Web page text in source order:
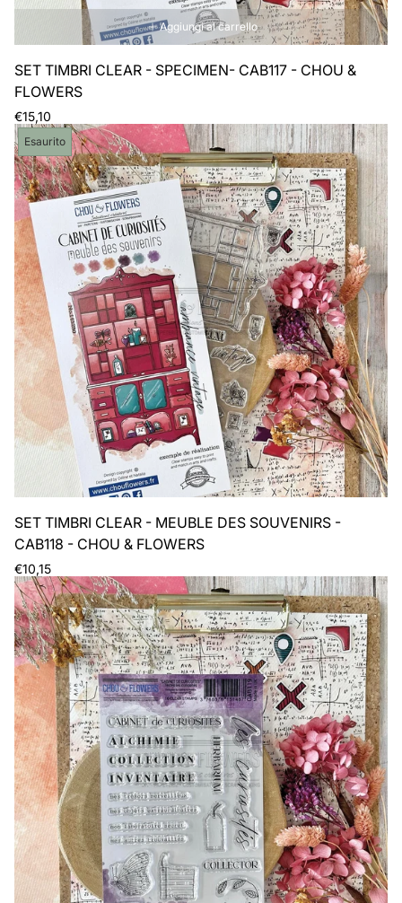
Aggiungi al carrello
SET TIMBRI CLEAR - SPECIMEN- CAB117 - CHOU &
FLOWERS
Prezzo
normale
€15,10
Etichetta
del
prodotto:
Esaurito
SET TIMBRI CLEAR - MEUBLE DES SOUVENIRS -
CAB118 - CHOU & FLOWERS
Prezzo
normale
€10,15